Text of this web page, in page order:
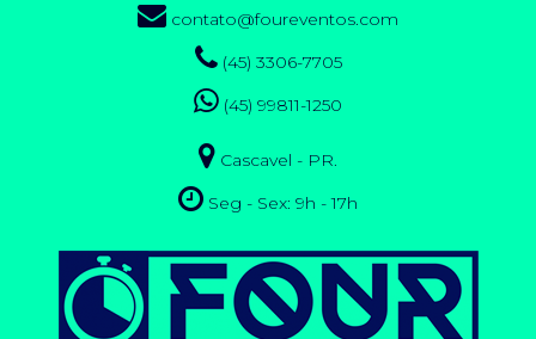
contato@foureventos.com
(45) 3306-7705
(45) 99811-1250
Cascavel - PR.
Seg - Sex: 9h - 17h